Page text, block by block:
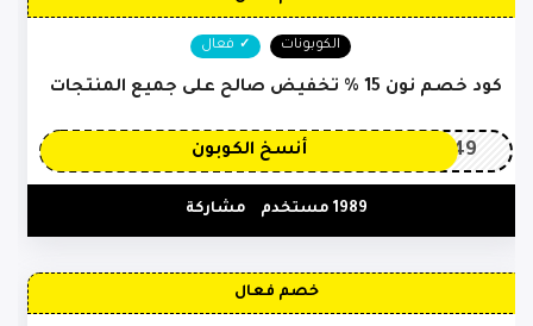
الكوبونات فعال
كود خصم نون 15 % تخفيض صالح على جميع المنتجات
OP149 أنسخ الكوبون
1989 مستخدم مشاركة
خصم فعال